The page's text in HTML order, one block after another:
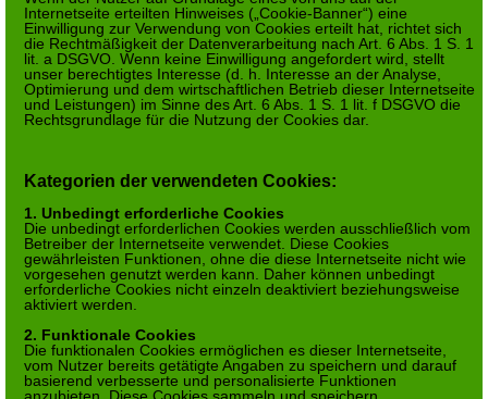
Internetseite erteilten Hinweises („Cookie-Banner“) eine
Einwilligung zur Verwendung von Cookies erteilt hat, richtet sich
die Rechtmäßigkeit der Datenverarbeitung nach Art. 6 Abs. 1 S. 1
lit. a DSGVO. Wenn keine Einwilligung angefordert wird, stellt
unser berechtigtes Interesse (d. h. Interesse an der Analyse,
Optimierung und dem wirtschaftlichen Betrieb dieser Internetseite
und Leistungen) im Sinne des Art. 6 Abs. 1 S. 1 lit. f DSGVO die
Rechtsgrundlage für die Nutzung der Cookies dar.
Kategorien der verwendeten Cookies:
1. Unbedingt erforderliche Cookies
Die unbedingt erforderlichen Cookies werden ausschließlich vom
Betreiber der Internetseite verwendet. Diese Cookies
gewährleisten Funktionen, ohne die diese Internetseite nicht wie
vorgesehen genutzt werden kann. Daher können unbedingt
erforderliche Cookies nicht einzeln deaktiviert beziehungsweise
aktiviert werden.
2. Funktionale Cookies
Die funktionalen Cookies ermöglichen es dieser Internetseite,
vom Nutzer bereits getätigte Angaben zu speichern und darauf
basierend verbesserte und personalisierte Funktionen